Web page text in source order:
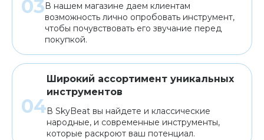
В нашем магазине даем клиентам
возможность лично опробовать инструмент,
чтобы почувствовать его звучание перед
покупкой.
Широкий ассортимент уникальных
инструментов
В SkyBeat вы найдете и классические
народные, и современные инструменты,
которые раскроют ваш потенциал.